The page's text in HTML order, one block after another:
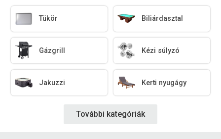
Tükör Biliárdasztal
Gázgrill Kézi súlyzó
Jakuzzi Kerti nyugágy
További kategóriák